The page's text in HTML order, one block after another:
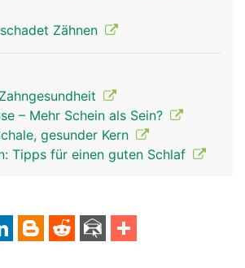
Zähnen
– Mehr Schein als Sein?
gesunder Kern
Tipps für einen guten Schlaf